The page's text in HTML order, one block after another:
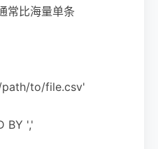
常比海量单条
path/to/file.csv'
BY ','